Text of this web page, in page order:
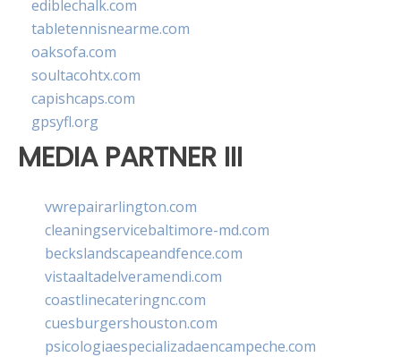
ediblechalk.com
tabletennisnearme.com
oaksofa.com
soultacohtx.com
capishcaps.com
gpsyfl.org
MEDIA PARTNER III
vwrepairarlington.com
cleaningservicebaltimore-md.com
beckslandscapeandfence.com
vistaaltadelveramendi.com
coastlinecateringnc.com
cuesburgershouston.com
psicologiaespecializadaencampeche.com